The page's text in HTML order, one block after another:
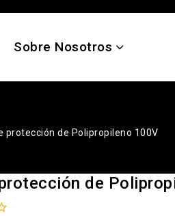
Sobre Nosotros
protección de Polipropileno 100V
de